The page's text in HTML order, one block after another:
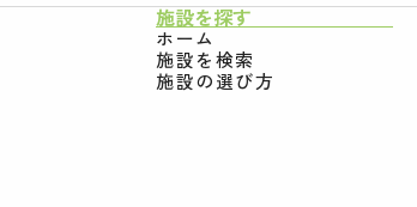
施設を探す
ホーム
施設を検索
施設の選び方